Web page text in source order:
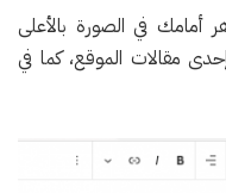
أمامك في الصورة بالأعلى
مقالات الموقع، كما في